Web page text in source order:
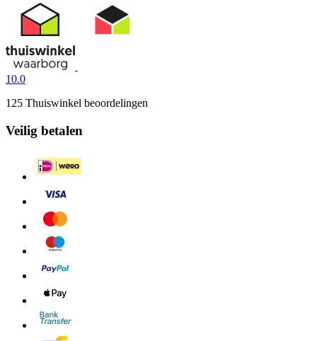
10.0
125 Thuiswinkel beoordelingen
Veilig betalen